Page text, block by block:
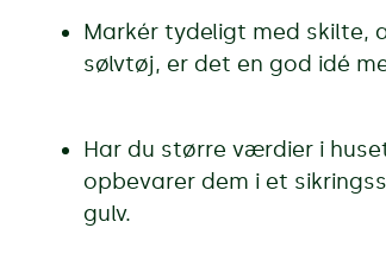
Markér tydeligt med skilte,
sølvtøj, er det en god idé
Har du større værdier i
opbevarer dem i et
gulv.